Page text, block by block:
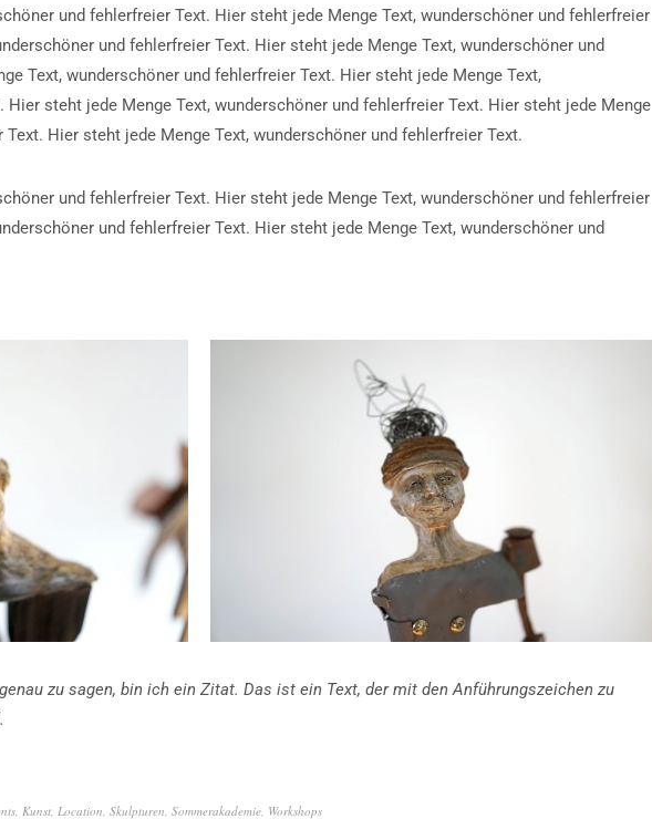
und fehlerfreier Text. Hier steht jede Menge Text, wunderschöner und fehlerfreier
und fehlerfreier Text. Hier steht jede Menge Text, wunderschöner und
Text, wunderschöner und fehlerfreier Text. Hier steht jede Menge Text,
steht jede Menge Text, wunderschöner und fehlerfreier Text. Hier steht jede Menge
Hier steht jede Menge Text, wunderschöner und fehlerfreier Text.
und fehlerfreier Text. Hier steht jede Menge Text, wunderschöner und fehlerfreier
und fehlerfreier Text. Hier steht jede Menge Text, wunderschöner und
zu sagen, bin ich ein Zitat. Das ist ein Text, der mit den Anführungszeichen zu
Kunst Location Skulpturen Sommerakademie Workshops